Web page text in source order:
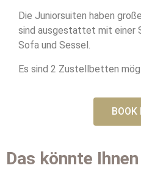
Die Juniorsuiten haben
sind ausgestattet mit einer
Sofa und Sessel.
Es sind 2 Zustellbetten
BOOK
Das könnte